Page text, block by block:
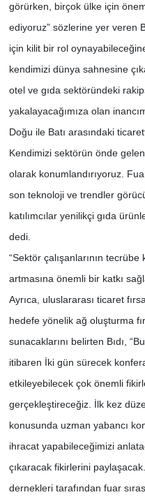
görürken, birçok ülke için
ediyoruz” sözlerine yer veren
için kilit bir rol
kendimizi dünya sahnesine
otel ve gıda sektöründeki
yakalayacağımıza olan
Doğu ile Batı arasındaki
Kendimizi sektörün önde
olarak konumlandırıyoruz.
son teknoloji ve trendler
katılımcılar yenilikçi gıda
dedi.
“Sektör çalışanlarının tecrübe
artmasına önemli bir katkı
Ayrıca, uluslararası ticaret
hedefe yönelik ağ oluşturma
sunacaklarını belirten Bıdı,
itibaren İki gün sürecek
etkileyebilecek çok önemli
gerçekleştireceğiz. İlk kez
konusunda uzman yabancı
ihracat yapabileceğimizi
çıkaracak fikirlerini
dernekleri tarafından fuar